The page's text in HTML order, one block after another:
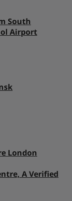
South
Airport
London
A Verified